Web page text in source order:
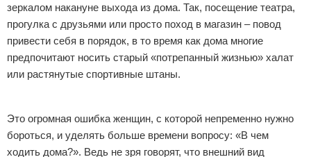
Уход за ногтями
Макияж
СПА процедуры
Прически
Отказ от ответственности
зеркалом накануне выхода из дома. Так, посещение театра,
прогулка с друзьями или просто поход в магазин – повод
привести себя в порядок, в то время как дома многие
предпочитают носить старый «потрепанный жизнью» халат
или растянутые спортивные штаны.
Это огромная ошибка женщин, с которой непременно нужно
бороться, и уделять больше времени вопросу: «В чем
ходить дома?». Ведь не зря говорят, что внешний вид